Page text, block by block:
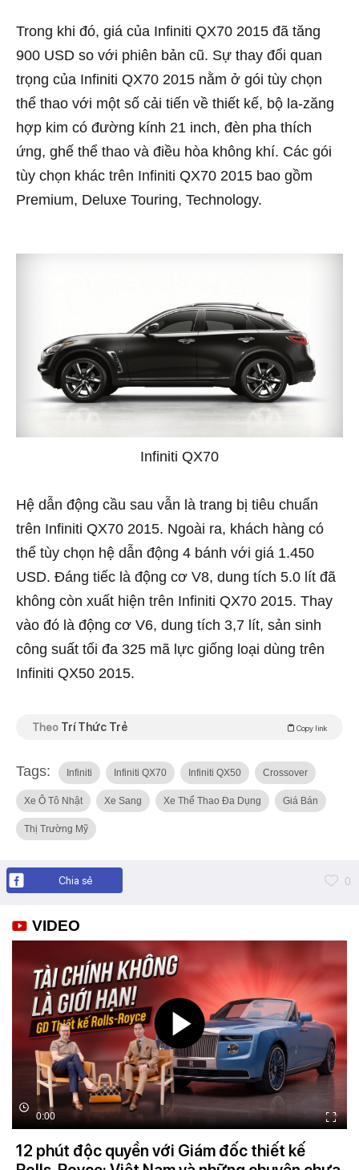
Trong khi đó, giá của Infiniti QX70 2015 đã tăng
900 USD so với phiên bản cũ. Sự thay đổi quan
trọng của Infiniti QX70 2015 nằm ở gói tùy chọn
thể thao với một số cải tiến về thiết kế, bộ la-zăng
hợp kim có đường kính 21 inch, đèn pha thích
ứng, ghế thể thao và điều hòa không khí. Các gói
tùy chọn khác trên Infiniti QX70 2015 bao gồm
Premium, Deluxe Touring, Technology.
Infiniti QX70
Hệ dẫn động cầu sau vẫn là trang bị tiêu chuẩn
trên Infiniti QX70 2015. Ngoài ra, khách hàng có
thể tùy chọn hệ dẫn động 4 bánh với giá 1.450
USD. Đáng tiếc là động cơ V8, dung tích 5.0 lít đã
không còn xuất hiện trên Infiniti QX70 2015. Thay
vào đó là động cơ V6, dung tích 3,7 lít, sản sinh
công suất tối đa 325 mã lực giống loại dùng trên
Infiniti QX50 2015.
Theo Trí Thức Trẻ Copy link
Tags: Infiniti Infiniti QX70 Infiniti QX50 Crossover
Xe Ô Tô Nhật Xe Sang Xe Thể Thao Đa Dụng Giá Bán
Thị Trường Mỹ
Chia sẻ 0
VIDEO
0:00
12 phút độc quyền với Giám đốc thiết kế